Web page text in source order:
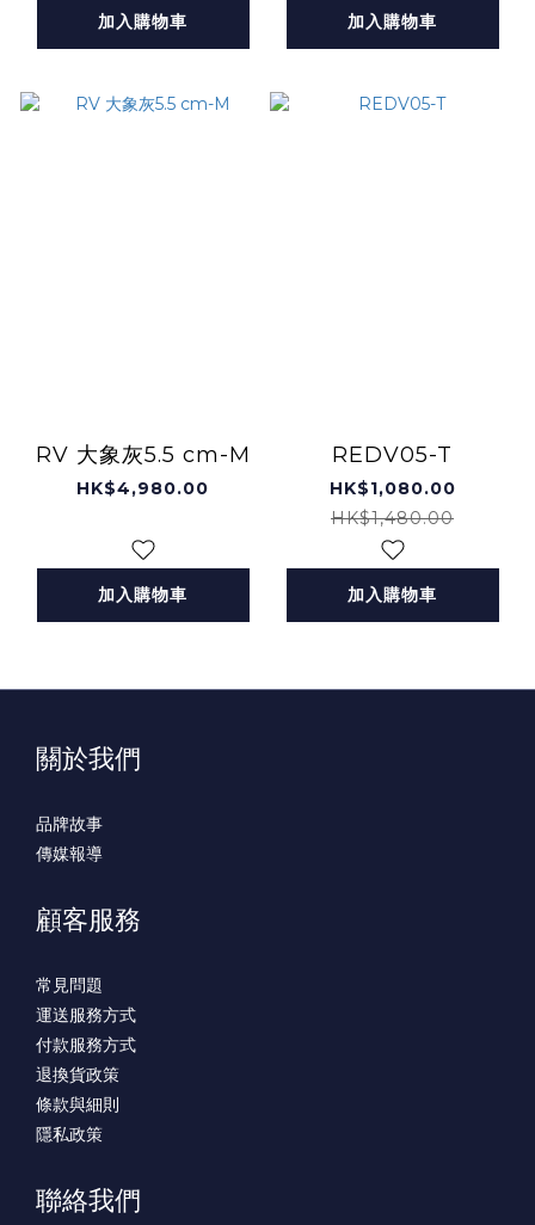
加入購物車 加入購物車
RV 大象灰5.5 cm-M
HK$4,980.00
加入購物車
REDV05-T
HK$1,080.00
HK$1,480.00
加入購物車
關於我們
品牌故事
傳媒報導
顧客服務
常見問題
運送服務方式
付款服務方式
退換貨政策
條款與細則
隱私政策
聯絡我們